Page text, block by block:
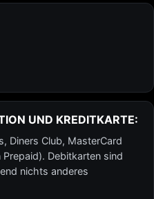
UND KREDITKARTE:
Diners Club, MasterCard
Debitkarten sind
nichts anderes